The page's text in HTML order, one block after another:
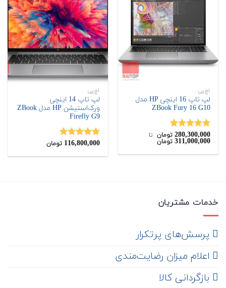
اچ‌پی
لپ تاپ 16 اینچی HP مدل
ZBook Fury 16 G10
نمره5.00
از 5
280,300,000 تومان ‌ تا ‌
311,000,000 تومان
اچ‌پی
لپ تاپ 14 اینچی
ورک‌استیشن HP مدل ZBook
Firefly G9
نمره5.00
116,800,000 تومان
خدمات مشتریان
‌ پرسش‌های پرتکرار
اعلام میزان رضایت‌مندی
‌ بازگردانی کالا